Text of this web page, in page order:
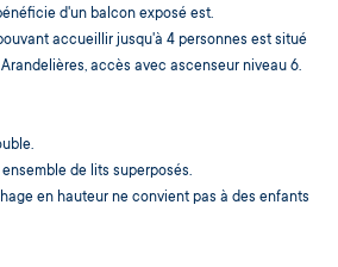
d'un balcon exposé est.
accueillir jusqu'à 4 personnes est situé
accès avec ascenseur niveau 6.
de lits superposés.
en hauteur ne convient pas à des enfants